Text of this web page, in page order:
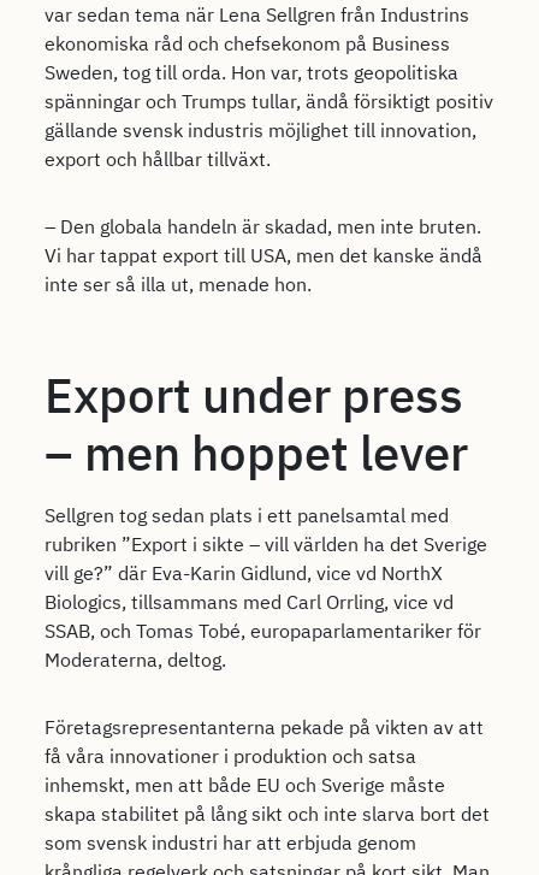
var sedan tema när Lena Sellgren från Industrins
ekonomiska råd och chefsekonom på Business
Sweden, tog till orda. Hon var, trots geopolitiska
spänningar och Trumps tullar, ändå försiktigt positiv
gällande svensk industris möjlighet till innovation,
export och hållbar tillväxt.
– Den globala handeln är skadad, men inte bruten.
Vi har tappat export till USA, men det kanske ändå
inte ser så illa ut, menade hon.
Export under press
– men hoppet lever
Sellgren tog sedan plats i ett panelsamtal med
rubriken ”Export i sikte – vill världen ha det Sverige
vill ge?” där Eva-Karin Gidlund, vice vd NorthX
Biologics, tillsammans med Carl Orrling, vice vd
SSAB, och Tomas Tobé, europaparlamentariker för
Moderaterna, deltog.
Företagsrepresentanterna pekade på vikten av att
få våra innovationer i produktion och satsa
inhemskt, men att både EU och Sverige måste
skapa stabilitet på lång sikt och inte slarva bort det
som svensk industri har att erbjuda genom